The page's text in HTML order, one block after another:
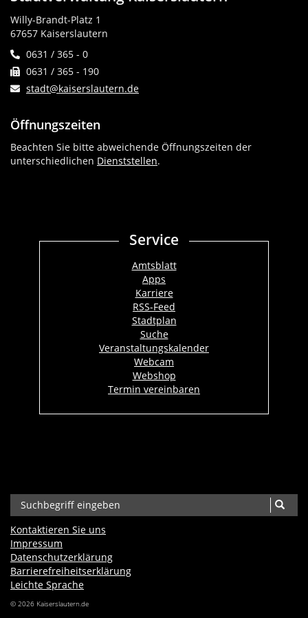
Willy-Brandt-Platz 1
67657 Kaiserslautern
0631 / 365 - 0
0631 / 365 - 190
stadt@kaiserslautern.de
Öffnungszeiten
Beachten Sie bitte abweichende Öffnungszeiten der
unterschiedlichen Dienststellen.
Service
Amtsblatt
Apps
Karriere
RSS-Feed
Stadtplan
Suche
Veranstaltungskalender
Webcam
Webshop
Termin vereinbaren
Kontaktieren Sie uns
Impressum
Datenschutzerklärung
Barrierefreiheits­erklärung
Leichte Sprache
© 2026 Kaiserslautern.de